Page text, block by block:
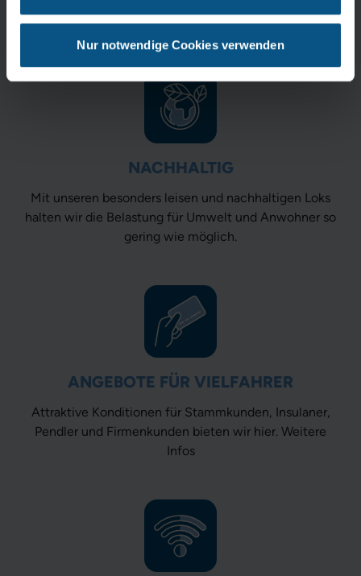
Nur notwendige Cookies verwenden
Wattenmeer.
NACHHALTIG
Mit unseren besonders leisen und nachhaltigen Loks
halten wir die Belastung für Umwelt und Anwohner so
gering wie möglich.
ANGEBOTE FÜR VIELFAHRER
Attraktive Konditionen für Stammkunden, Insulaner,
Pendler und Firmenkunden bieten wir hier. Weitere
Infos